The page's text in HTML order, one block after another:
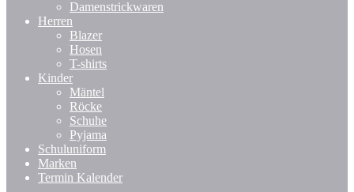
Damenstrickwaren
Herren
Blazer
Hosen
T-shirts
Kinder
Mäntel
Röcke
Schuhe
Pyjama
Schuluniform
Marken
Termin Kalender